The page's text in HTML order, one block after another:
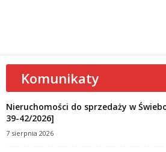
Komunikaty
Nieruchomości do sprzedaży w
39-42/2026]
7 sierpnia 2026